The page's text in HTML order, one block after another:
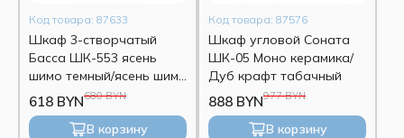
Код товара: 87633
Шкаф 3-створчатый
Басса ШК-553 ясень
шимо темный/ясень шимо
светлый 680 BYN
618 BYN
В корзину
Код товара: 87576
Шкаф угловой Соната
ШК-05 Моно керамика/
Дуб крафт табачный
977 BYN
888 BYN
В корзину